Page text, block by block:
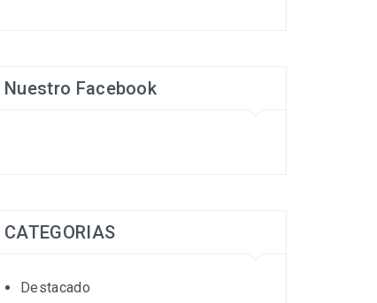
Nuestro Facebook
CATEGORIAS
Destacado